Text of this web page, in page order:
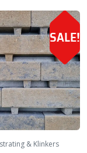
SALE!
& Klinkers